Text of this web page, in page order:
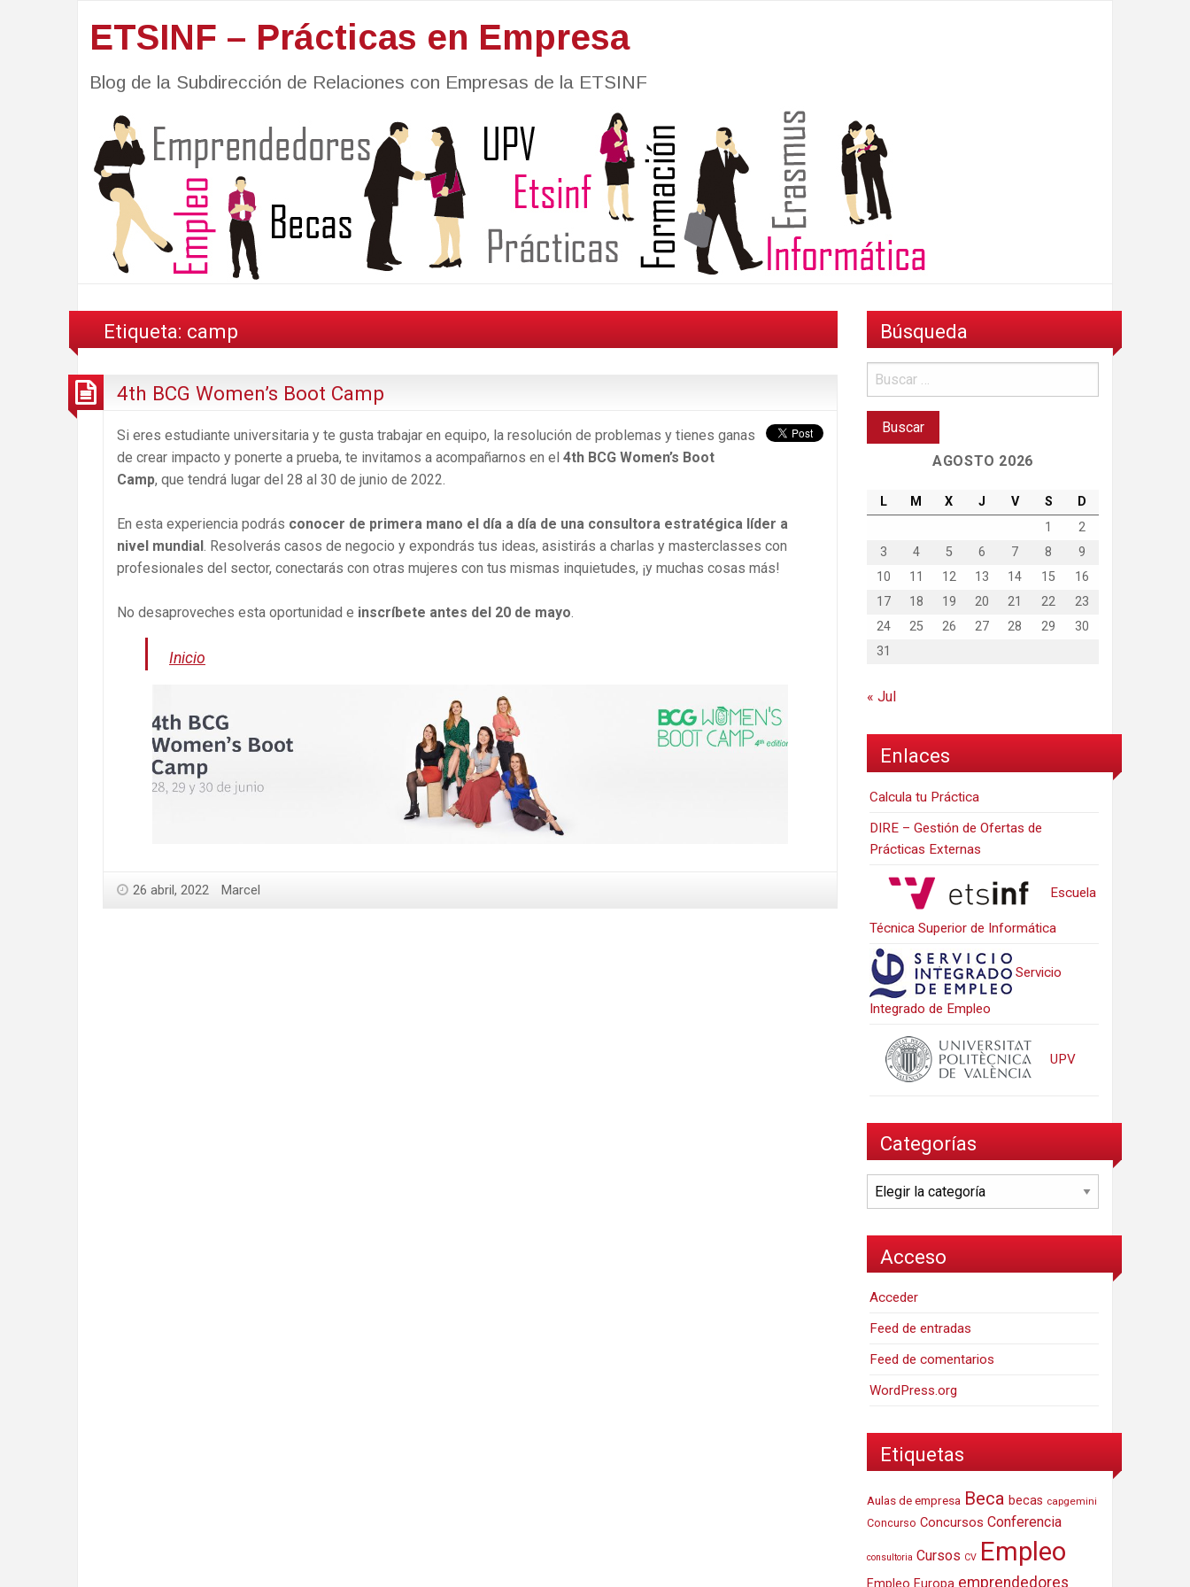
ETSINF – Prácticas en Empresa
Blog de la Subdirección de Relaciones con Empresas de la ETSINF
Etiqueta: camp
4th BCG Women’s Boot Camp
Si eres estudiante universitaria y te gusta trabajar en equipo, la resolución de problemas y tienes ganas
de crear impacto y ponerte a prueba, te invitamos a acompañarnos en el 4th BCG Women’s Boot
Camp, que tendrá lugar del 28 al 30 de junio de 2022.
En esta experiencia podrás conocer de primera mano el día a día de una consultora estratégica líder a
nivel mundial . Resolverás casos de negocio y expondrás tus ideas, asistirás a charlas y masterclasses con
profesionales del sector, conectarás con otras mujeres con tus mismas inquietudes, ¡y muchas cosas más!
No desaproveches esta oportunidad e inscríbete antes del 20 de mayo.
Inicio
26 abril, 2022 Marcel
Búsqueda
AGOSTO 2026
L M X J V S
D
1
2
3
4 5 6 7 8
9
10
11 12 13 14 15
16
17
18 19 20 21 22
23
24
25 26 27 28 29
30
31
« Jul
Enlaces
Calcula tu Práctica
DIRE – Gestión de Ofertas de
Prácticas Externas
Escuela
Técnica Superior de Informática
Servicio
Integrado de Empleo
UPV
Categorías
Categorías
Acceso
Acceder
Feed de entradas
Feed de comentarios
WordPress.org
Etiquetas
Aulas de empresa Beca becas capgemini
Concurso Concursos Conferencia
consultoria Cursos CV Empleo
Empleo Europa emprendedores